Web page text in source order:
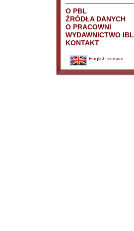
O PBL
ŹRÓDŁA DANYCH
O PRACOWNI
WYDAWNICTWO IBL
KONTAKT
English version